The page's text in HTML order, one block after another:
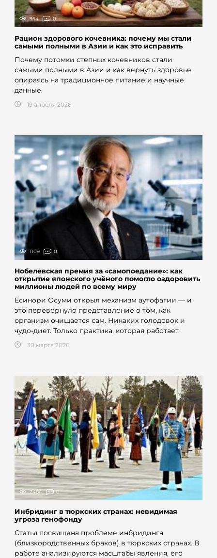
954 0
Рацион здорового кочевника: почему мы стали
самыми полными в Азии и как это исправить
Почему потомки степных кочевников стали
самыми полными в Азии и как вернуть здоровье,
опираясь на традиционное питание и научные
данные.
19 апреля 2026
1109 0
Нобелевская премия за «самопоедание»: как
открытие японского учёного помогло оздоровить
миллионы людей по всему миру
Ёсинори Осуми открыл механизм аутофагии — и
это перевернуло представление о том, как
организм очищается сам. Никаких голодовок и
чудо-диет. Только практика, которая работает.
30 марта 2026
2484 0
Инбридинг в тюркских странах: невидимая
угроза генофонду
Статья посвящена проблеме инбридинга
(близкородственных браков) в тюркских странах. В
работе анализируются масштабы явления, его